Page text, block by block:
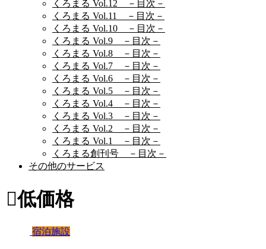
くろまる Vol.12 －目次－
くろまる Vol.11 －目次－
くろまる Vol.10 －目次－
くろまる Vol.9 －目次－
くろまる Vol.8 －目次－
くろまる Vol.7 －目次－
くろまる Vol.6 －目次－
くろまる Vol.5 －目次－
くろまる Vol.4 －目次－
くろまる Vol.3 －目次－
くろまる Vol.2 －目次－
くろまる Vol.1 －目次－
くろまる創刊号 －目次－
その他のサービス
低価格
宿泊施設